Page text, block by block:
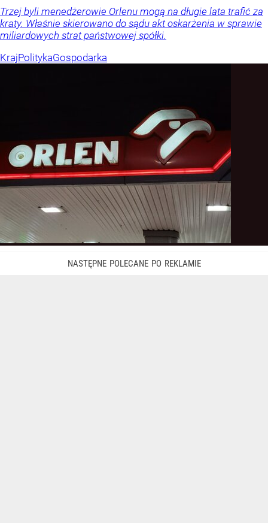
Trzej byli menedżerowie Orlenu mogą na długie lata trafić za
kraty. Właśnie skierowano do sądu akt oskarżenia w sprawie
miliardowych strat państwowej spółki.
KrajPolitykaGospodarka